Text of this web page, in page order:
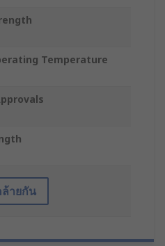
Temperature
ายกัน